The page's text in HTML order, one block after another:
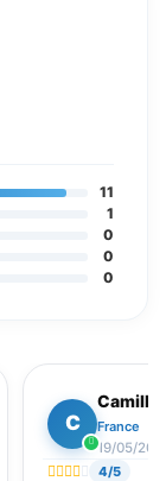
11
1
0
0
0
C
Camille
France
19/05/
4/5